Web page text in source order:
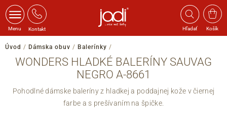
Menu Kontakt Hľadať Košík
Úvod / Dámska obuv / Balerínky /
WONDERS HLADKÉ BALERÍNY SAUVAG
NEGRO A-8661
Pohodlné dámske baleríny z hladkej a poddajnej kože v čiernej
farbe a s prešívaním na špičke.